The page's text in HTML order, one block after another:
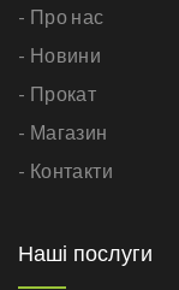
- Про нас
- Новини
- Прокат
- Магазин
- Контакти
Наші послуги